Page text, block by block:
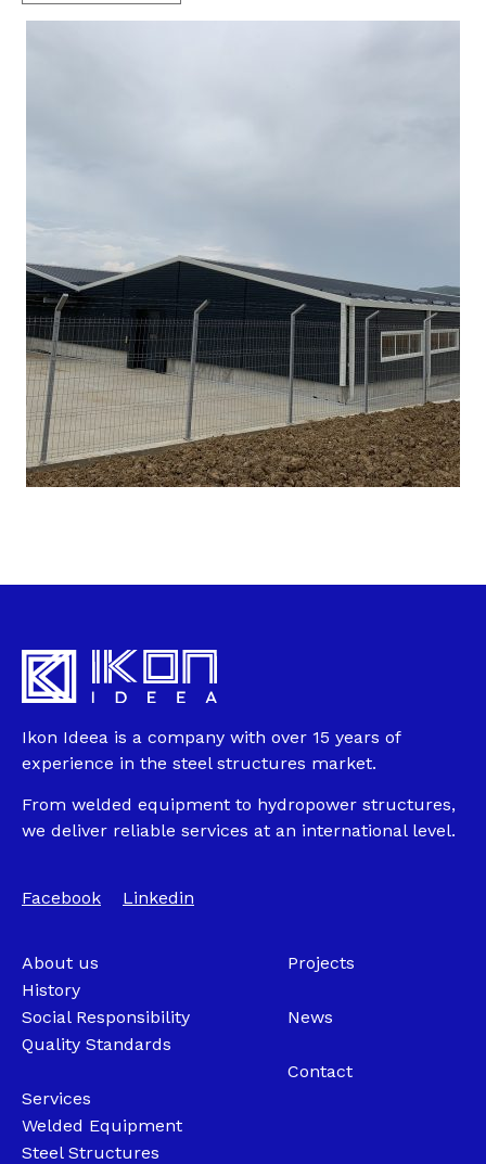
Ikon Ideea is a company with over 15 years of
experience in the steel structures market.
From welded equipment to hydropower structures,
we deliver reliable services at an international level.
Facebook Linkedin
About us
History
Social Responsibility
Quality Standards
Services
Welded Equipment
Steel Structures
Projects
News
Contact